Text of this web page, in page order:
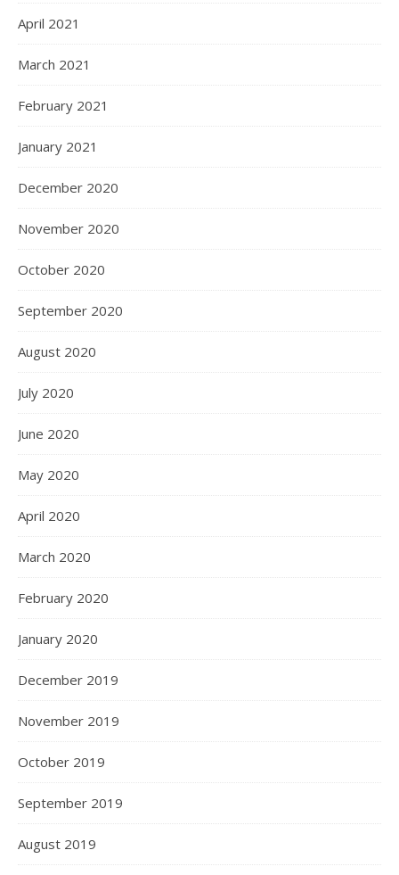
April 2021
March 2021
February 2021
January 2021
December 2020
November 2020
October 2020
September 2020
August 2020
July 2020
June 2020
May 2020
April 2020
March 2020
February 2020
January 2020
December 2019
November 2019
October 2019
September 2019
August 2019